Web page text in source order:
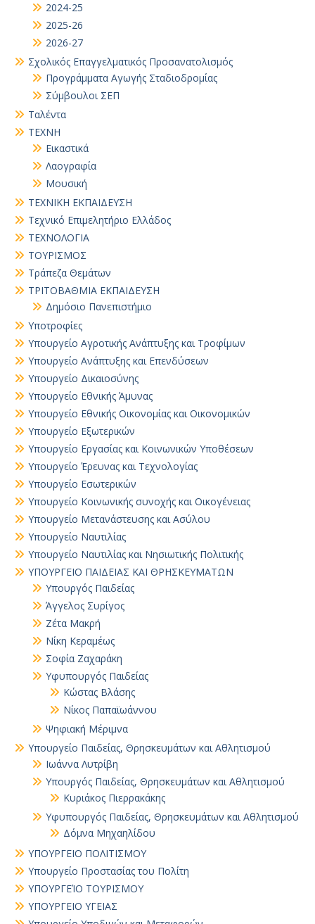
2024-25
2025-26
2026-27
Σχολικός Επαγγελματικός Προσανατολισμός
Προγράμματα Αγωγής Σταδιοδρομίας
Σύμβουλοι ΣΕΠ
Ταλέντα
ΤΕΧΝΗ
Εικαστικά
Λαογραφία
Μουσική
ΤΕΧΝΙΚΗ ΕΚΠΑΙΔΕΥΣΗ
Τεχνικό Επιμελητήριο Ελλάδος
ΤΕΧΝΟΛΟΓΙΑ
ΤΟΥΡΙΣΜΟΣ
Τράπεζα Θεμάτων
ΤΡΙΤΟΒΑΘΜΙΑ ΕΚΠΑΙΔΕΥΣΗ
Δημόσιο Πανεπιστήμιο
Υποτροφίες
Υπουργείο Αγροτικής Ανάπτυξης και Τροφίμων
Υπουργείο Ανάπτυξης και Επενδύσεων
Υπουργείο Δικαιοσύνης
Υπουργείο Εθνικής Άμυνας
Υπουργείο Εθνικής Οικονομίας και Οικονομικών
Υπουργείο Εξωτερικών
Υπουργείο Εργασίας και Κοινωνικών Υποθέσεων
Υπουργείο Έρευνας και Τεχνολογίας
Υπουργείο Εσωτερικών
Υπουργείο Κοινωνικής συνοχής και Οικογένειας
Υπουργείο Μετανάστευσης και Ασύλου
Υπουργείο Ναυτιλίας
Υπουργείο Ναυτιλίας και Νησιωτικής Πολιτικής
ΥΠΟΥΡΓΕΙΟ ΠΑΙΔΕΙΑΣ ΚΑΙ ΘΡΗΣΚΕΥΜΑΤΩΝ
Yπουργός Παιδείας
Άγγελος Συρίγος
Ζέτα Μακρή
Νίκη Κεραμέως
Σοφία Ζαχαράκη
Υφυπουργός Παιδείας
Κώστας Βλάσης
Νίκος Παπαϊωάννου
Ψηφιακή Μέριμνα
Υπουργείο Παιδείας, Θρησκευμάτων και Αθλητισμού
Ιωάννα Λυτρίβη
Υπουργός Παιδείας, Θρησκευμάτων και Αθλητισμού
Κυριάκος Πιερρακάκης
Υφυπουργός Παιδείας, Θρησκευμάτων και Αθλητισμού
Δόμνα Μηχαηλίδου
ΥΠΟΥΡΓΕΙΟ ΠΟΛΙΤΙΣΜΟΥ
Υπουργείο Προστασίας του Πολίτη
ΥΠΟΥΡΓΕΊΟ ΤΟΥΡΙΣΜΟΥ
ΥΠΟΥΡΓΕΙΟ ΥΓΕΙΑΣ